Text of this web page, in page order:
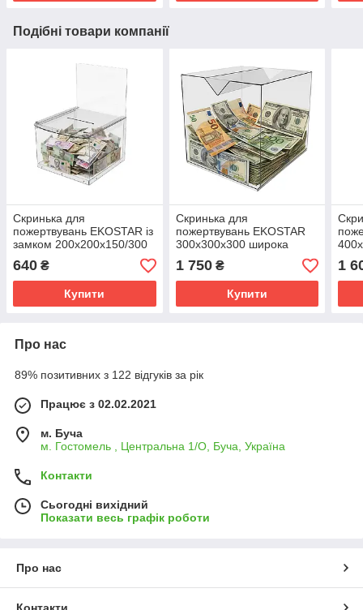
Подібні товари компанії
Скринька для
пожертвувань EKOSTAR із
замком 200х200х150/300
640 ₴
Купити
Скринька для
пожертвувань EKOSTAR
300х300х300 широка
щілина
1 750₴
Купити
1
Про нас
89% позитивних з 122 відгуків за рік
Працює з 02.02.2021
м. Буча
м. Гостомель , Центральна 1/О, Буча, Україна
Контакти
Сьогодні вихідний
Показати весь графік роботи
Про нас